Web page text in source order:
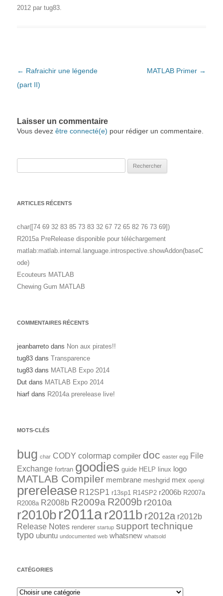
2012 par tug83.
Navigation des articles
← Rafraichir une légende
(part II)
MATLAB Primer →
Laisser un commentaire
Vous devez être connecté(e) pour rédiger un commentaire.
ARTICLES RÉCENTS
char([74 69 32 83 85 73 83 32 67 72 65 82 76 73 69])
R2015a PreRelease disponible pour téléchargement
matlab:matlab.internal.language.introspective.showAddon(baseC
ode)
Ecouteurs MATLAB
Chewing Gum MATLAB
COMMENTAIRES RÉCENTS
jeanbarreto dans Non aux pirates!!
tug83 dans Transparence
tug83 dans MATLAB Expo 2014
Dut dans MATLAB Expo 2014
hiarf dans R2014a prerelease live!
MOTS-CLÉS
bug char CODY colormap compiler doc easter egg File
Exchange fortran goodies guide HELP linux logo
MATLAB Compiler membrane meshgrid mex opengl
prerelease R12SP1 r13sp1 R14SP2 r2006b R2007a
R2008a R2008b R2009a R2009b r2010a
r2010b r2011ar2011b r2012a r2012b
Release Notes renderer startup support technique
typo ubuntu undocumented web whatsnew whatsold
CATÉGORIES